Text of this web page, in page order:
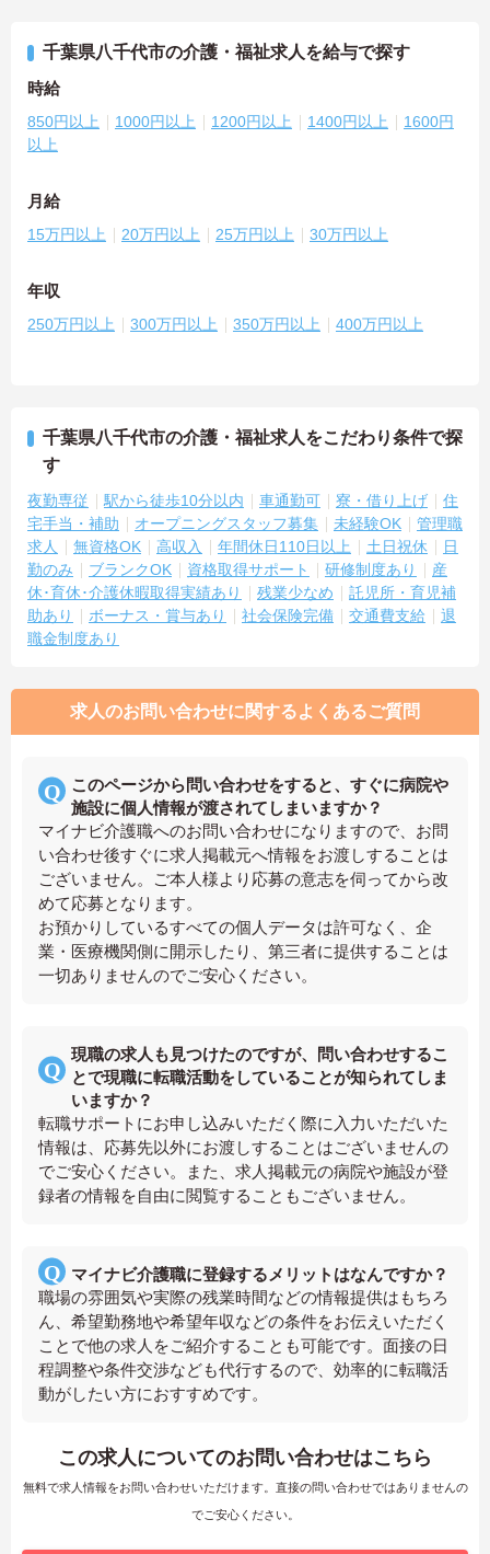
千葉県八千代市の介護・福祉求人を給与で探す
時給
850円以上 1000円以上 1200円以上 1400円以上
1600円
以上
月給
15万円以上 20万円以上 25万円以上 30万円以上
年収
250万円以上 300万円以上 350万円以上 400万円以上
千葉県八千代市の介護・福祉求人をこだわり条件で探
す
夜勤専従 駅から徒歩10分以内 車通勤可 寮・借り上げ
住
宅手当・補助
オープニングスタッフ募集 未経験OK
管理職
求人
無資格OK 高収入 年間休日110日以上 土日祝休
日
勤のみ
ブランクOK 資格取得サポート 研修制度あり
産
休･育休･介護休暇取得実績あり
残業少なめ
託児所・育児補
助あり
ボーナス・賞与あり 社会保険完備 交通費支給
退
職金制度あり
求人のお問い合わせに関するよくあるご質問
このページから問い合わせをすると、すぐに病院や
施設に個人情報が渡されてしまいますか？
マイナビ介護職へのお問い合わせになりますので、お問
い合わせ後すぐに求人掲載元へ情報をお渡しすることは
ございません。ご本人様より応募の意志を伺ってから改
めて応募となります。
お預かりしているすべての個人データは許可なく、企
業・医療機関側に開示したり、第三者に提供することは
一切ありませんのでご安心ください。
現職の求人も見つけたのですが、問い合わせするこ
とで現職に転職活動をしていることが知られてしま
いますか？
転職サポートにお申し込みいただく際に入力いただいた
情報は、応募先以外にお渡しすることはございませんの
でご安心ください。また、求人掲載元の病院や施設が登
録者の情報を自由に閲覧することもございません。
マイナビ介護職に登録するメリットはなんですか？
職場の雰囲気や実際の残業時間などの情報提供はもちろ
ん、希望勤務地や希望年収などの条件をお伝えいただく
ことで他の求人をご紹介することも可能です。面接の日
程調整や条件交渉なども代行するので、効率的に転職活
動がしたい方におすすめです。
この求人についてのお問い合わせはこちら
無料で求人情報をお問い合わせいただけます。直接の問い合わせではありませんの
でご安心ください。